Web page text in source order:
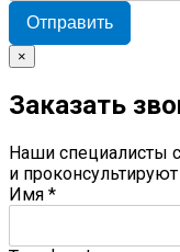
Отправить
×
Заказать
Наши специалисты
и
Имя *